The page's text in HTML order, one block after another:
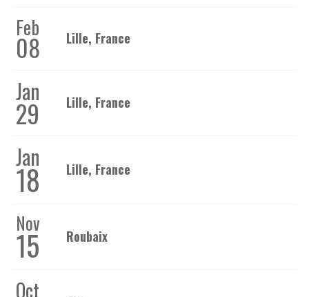
Feb
08 Lille, France
Jan
29 Lille, France
Jan
18 Lille, France
Nov
15 Roubaix
Oct